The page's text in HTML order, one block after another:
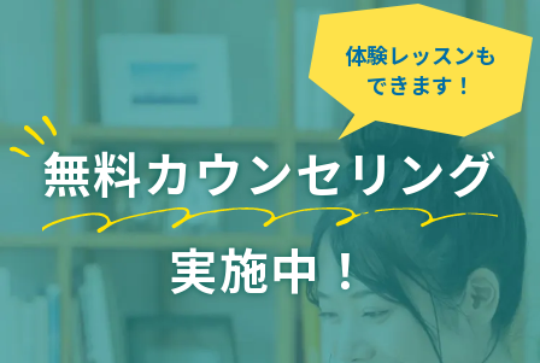
無料カウンセリング
実施中！
体験レッスンも
できます！